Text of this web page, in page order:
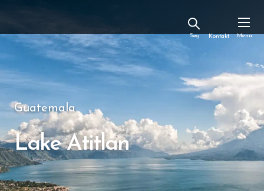
Kontakt
Guatemala
Lake Atitlan